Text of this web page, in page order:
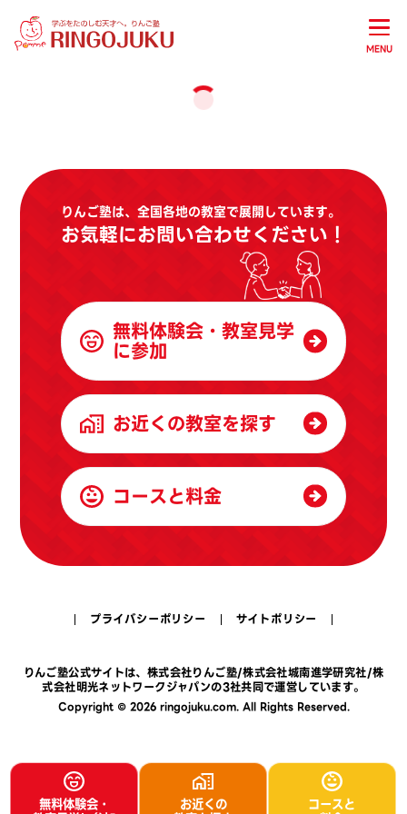
MENU
無料体験会・ お近くの コースと
りんご塾は、全国各地の教室で展開しています。
お気軽にお問い合わせください！
無料体験会・教室見学
に参加
お近くの教室を探す
コースと料金
プライバシーポリシー サイトポリシー
りんご塾公式サイトは、 株式会社りんご塾/株式会社城南進学研究社/株
式会社明光ネットワークジャパンの3社共同で運営しています。
Copyright © 2026 ringojuku.com. All Rights Reserved.